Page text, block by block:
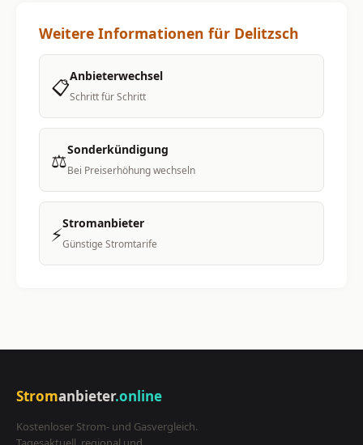
Weitere Informationen für Delitzsch
📋Anbieterwechsel
Schritt für Schritt
⚖️Sonderkündigung
Bei Preiserhöhung wechseln
⚡Stromanbieter
Günstige Stromtarife
Stromanbieter.online
Kostenloser Strom- und Gasvergleich.